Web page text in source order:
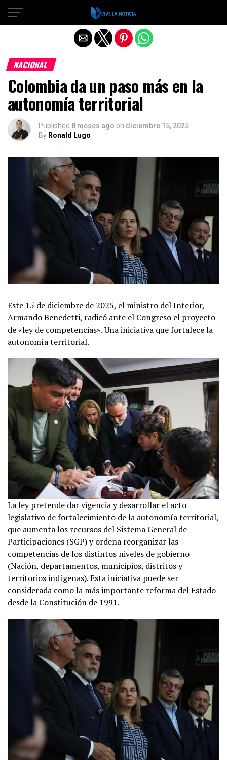
NACIONAL
Colombia da un paso más en la
autonomía territorial
Published 8 meses ago on diciembre 15, 2025
By Ronald Lugo
Este 15 de diciembre de 2025, el ministro del Interior,
Armando Benedetti, radicó ante el Congreso el proyecto
de «ley de competencias». Una iniciativa que fortalece la
autonomía territorial.
La ley pretende dar vigencia y desarrollar el acto
legislativo de fortalecimiento de la autonomía territorial,
que aumenta los recursos del Sistema General de
Participaciones (SGP) y ordena reorganizar las
competencias de los distintos niveles de gobierno
(Nación, departamentos, municipios, distritos y
territorios indígenas). Esta iniciativa puede ser
considerada como la más importante reforma del Estado
desde la Constitución de 1991.
Salir de la versión móvil